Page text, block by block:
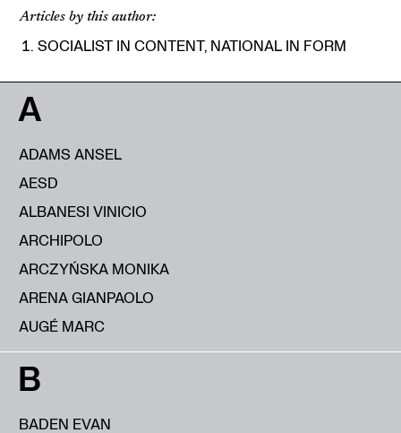
Articles by this author:
SOCIALIST IN CONTENT, NATIONAL IN FORM
A
ADAMS ANSEL
AESD
ALBANESI VINICIO
ARCHIPOLO
ARCZYŃSKA MONIKA
ARENA GIANPAOLO
AUGÉ MARC
B
BADEN EVAN